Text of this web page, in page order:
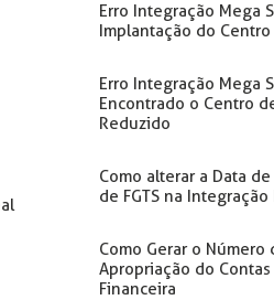
Erro Integração Mega
Implantação do Centro
Erro Integração Mega
Encontrado o Centro
Reduzido
Como alterar a Data
de FGTS na Integração
Como Gerar o Número
Apropriação do
Financeira